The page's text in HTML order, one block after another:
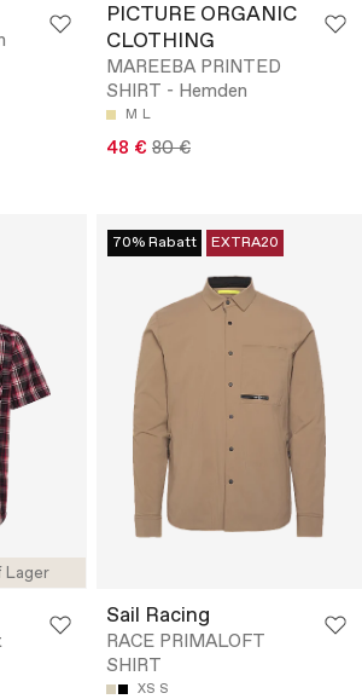
PICTURE ORGANIC
CLOTHING
MAREEBA PRINTED
SHIRT - Hemden
M L
48 € 80 €
Lager
70% Rabatt EXTRA20
Sail Racing
RACE PRIMALOFT
SHIRT
XS S